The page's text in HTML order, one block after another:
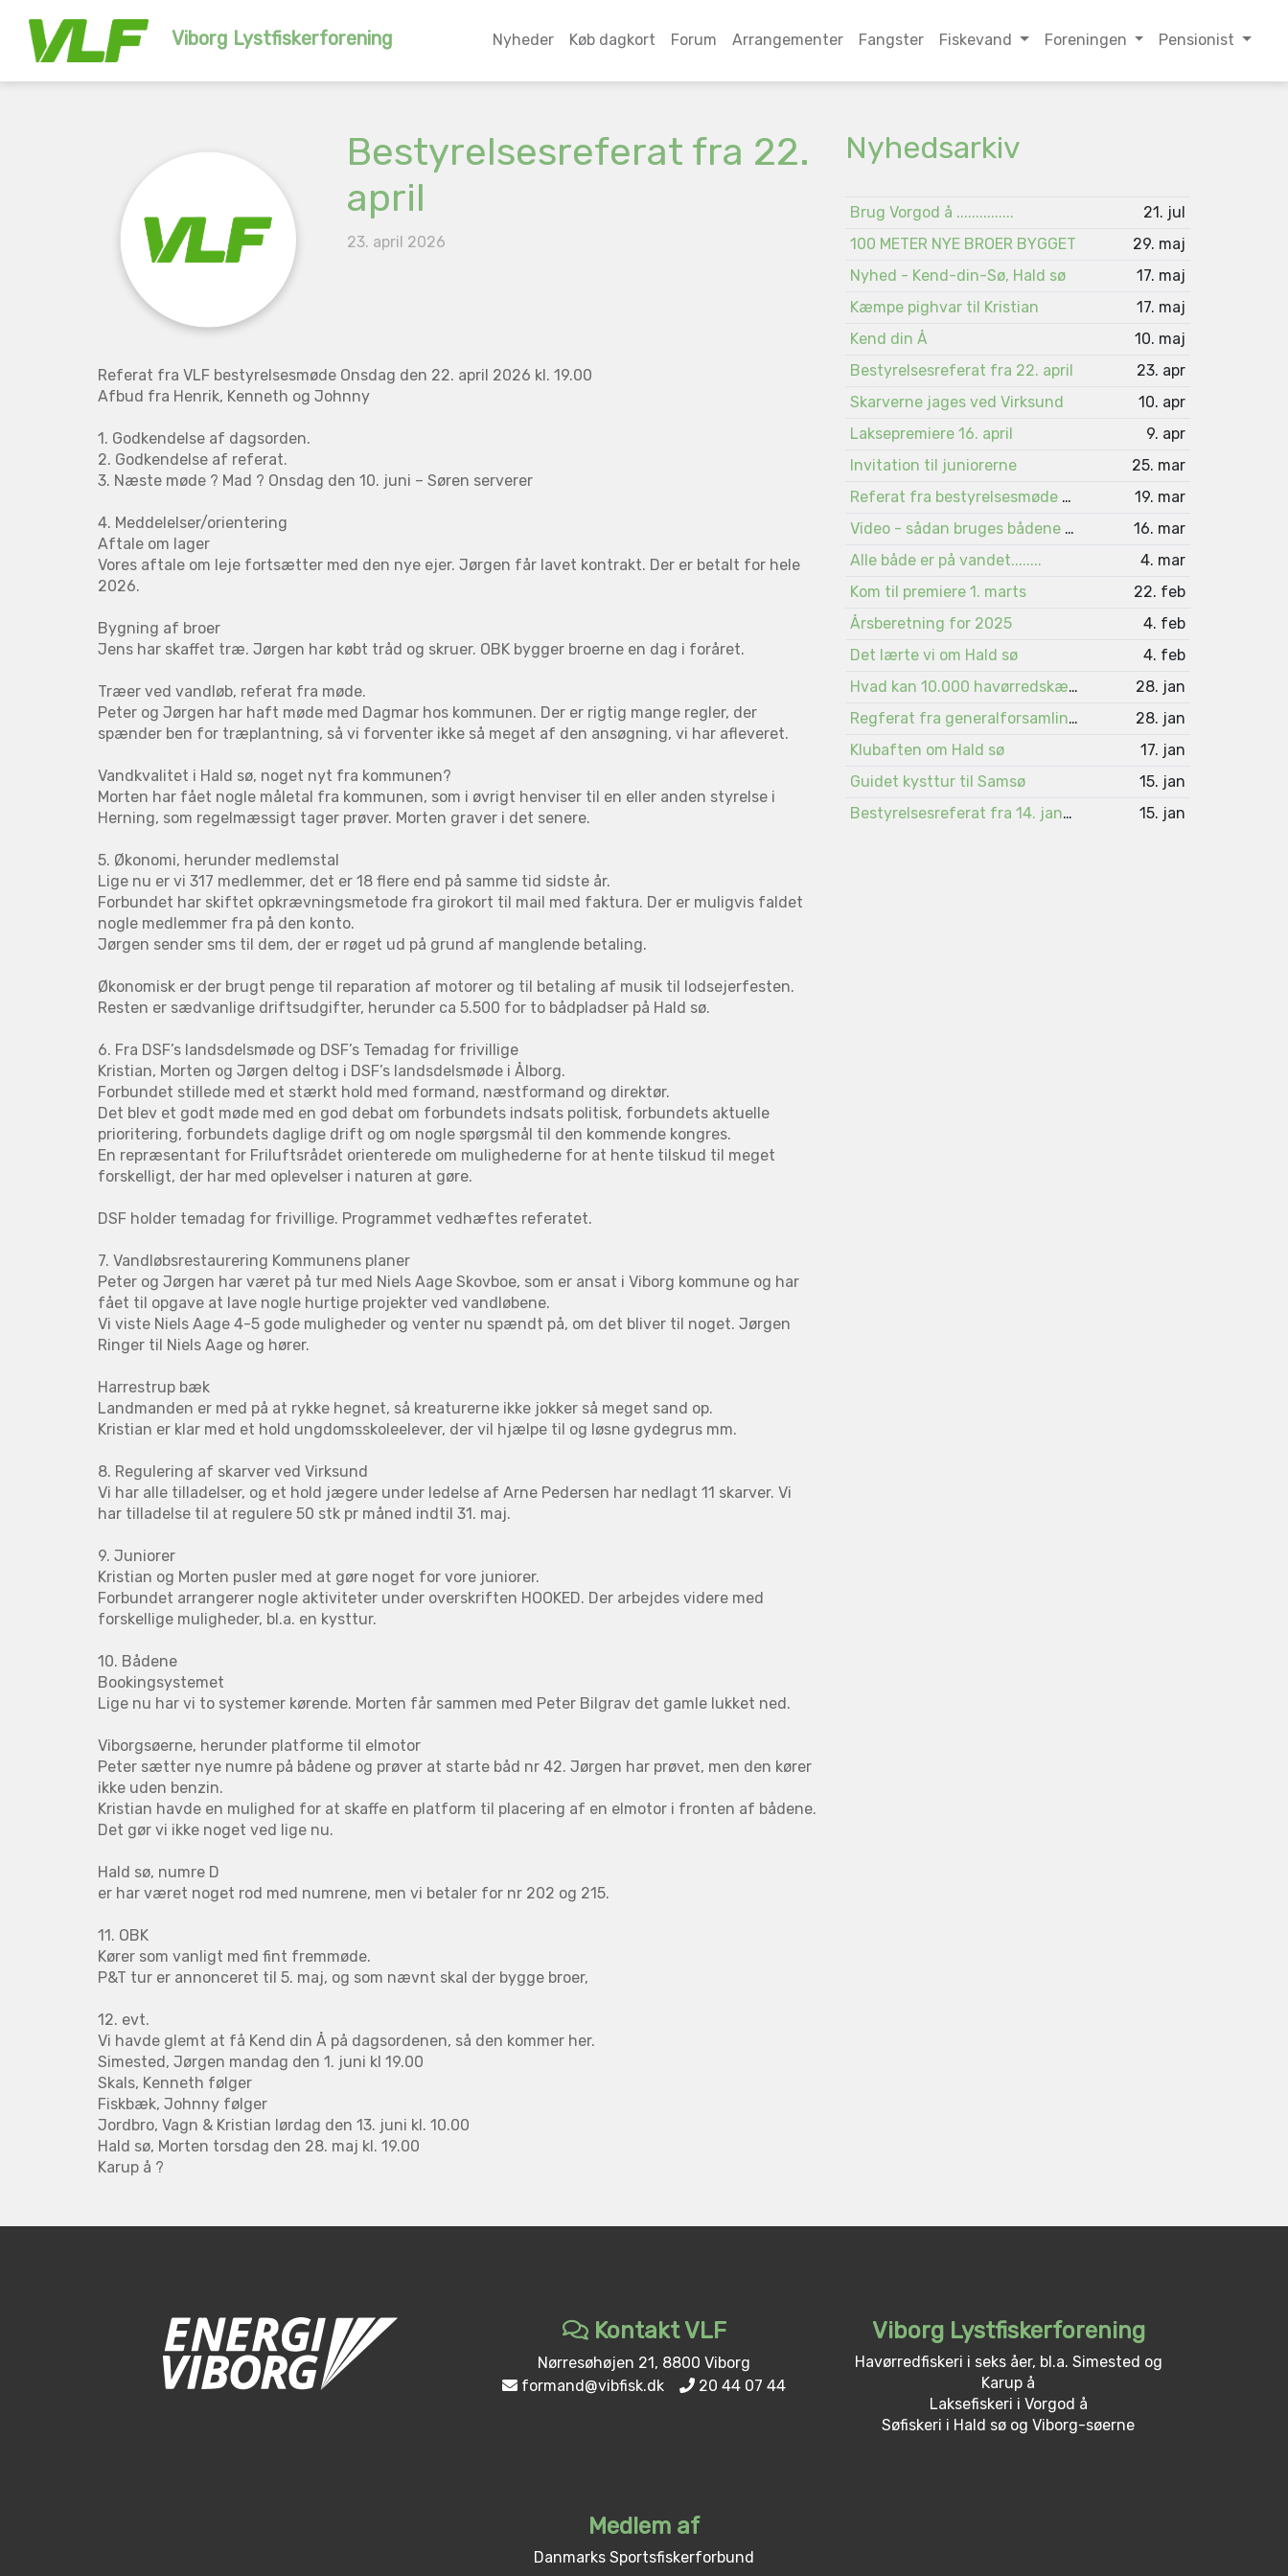
Viborg Lystfiskerforening Nyheder Køb dagkort Forum Arrangementer Fangster Fiskevand Foreningen Pensionist
Bestyrelsesreferat fra 22.
april
23. april 2026
Referat fra VLF bestyrelsesmøde Onsdag den 22. april 2026 kl. 19.00
Afbud fra Henrik, Kenneth og Johnny
1. Godkendelse af dagsorden.
2. Godkendelse af referat.
3. Næste møde ? Mad ? Onsdag den 10. juni – Søren serverer
4. Meddelelser/orientering
Aftale om lager
Vores aftale om leje fortsætter med den nye ejer. Jørgen får lavet kontrakt. Der er betalt for hele
2026.
Bygning af broer
Jens har skaffet træ. Jørgen har købt tråd og skruer. OBK bygger broerne en dag i foråret.
Træer ved vandløb, referat fra møde.
Peter og Jørgen har haft møde med Dagmar hos kommunen. Der er rigtig mange regler, der
spænder ben for træplantning, så vi forventer ikke så meget af den ansøgning, vi har afleveret.
Vandkvalitet i Hald sø, noget nyt fra kommunen?
Morten har fået nogle måletal fra kommunen, som i øvrigt henviser til en eller anden styrelse i
Herning, som regelmæssigt tager prøver. Morten graver i det senere.
5. Økonomi, herunder medlemstal
Lige nu er vi 317 medlemmer, det er 18 flere end på samme tid sidste år.
Forbundet har skiftet opkrævningsmetode fra girokort til mail med faktura. Der er muligvis faldet
nogle medlemmer fra på den konto.
Jørgen sender sms til dem, der er røget ud på grund af manglende betaling.
Økonomisk er der brugt penge til reparation af motorer og til betaling af musik til lodsejerfesten.
Resten er sædvanlige driftsudgifter, herunder ca 5.500 for to bådpladser på Hald sø.
6. Fra DSF’s landsdelsmøde og DSF’s Temadag for frivillige
Kristian, Morten og Jørgen deltog i DSF’s landsdelsmøde i Ålborg.
Forbundet stillede med et stærkt hold med formand, næstformand og direktør.
Det blev et godt møde med en god debat om forbundets indsats politisk, forbundets aktuelle
prioritering, forbundets daglige drift og om nogle spørgsmål til den kommende kongres.
En repræsentant for Friluftsrådet orienterede om mulighederne for at hente tilskud til meget
forskelligt, der har med oplevelser i naturen at gøre.
DSF holder temadag for frivillige. Programmet vedhæftes referatet.
7. Vandløbsrestaurering Kommunens planer
Peter og Jørgen har været på tur med Niels Aage Skovboe, som er ansat i Viborg kommune og har
fået til opgave at lave nogle hurtige projekter ved vandløbene.
Vi viste Niels Aage 4-5 gode muligheder og venter nu spændt på, om det bliver til noget. Jørgen
Ringer til Niels Aage og hører.
Harrestrup bæk
Landmanden er med på at rykke hegnet, så kreaturerne ikke jokker så meget sand op.
Kristian er klar med et hold ungdomsskoleelever, der vil hjælpe til og løsne gydegrus mm.
8. Regulering af skarver ved Virksund
Vi har alle tilladelser, og et hold jægere under ledelse af Arne Pedersen har nedlagt 11 skarver. Vi
har tilladelse til at regulere 50 stk pr måned indtil 31. maj.
9. Juniorer
Kristian og Morten pusler med at gøre noget for vore juniorer.
Forbundet arrangerer nogle aktiviteter under overskriften HOOKED. Der arbejdes videre med
forskellige muligheder, bl.a. en kysttur.
10. Bådene
Bookingsystemet
Lige nu har vi to systemer kørende. Morten får sammen med Peter Bilgrav det gamle lukket ned.
Viborgsøerne, herunder platforme til elmotor
Peter sætter nye numre på bådene og prøver at starte båd nr 42. Jørgen har prøvet, men den kører
ikke uden benzin.
Kristian havde en mulighed for at skaffe en platform til placering af en elmotor i fronten af bådene.
Det gør vi ikke noget ved lige nu.
Hald sø, numre D
er har været noget rod med numrene, men vi betaler for nr 202 og 215.
11. OBK
Kører som vanligt med fint fremmøde.
P&T tur er annonceret til 5. maj, og som nævnt skal der bygge broer,
12. evt.
Vi havde glemt at få Kend din Å på dagsordenen, så den kommer her.
Simested, Jørgen mandag den 1. juni kl 19.00
Skals, Kenneth følger
Fiskbæk, Johnny følger
Jordbro, Vagn & Kristian lørdag den 13. juni kl. 10.00
Hald sø, Morten torsdag den 28. maj kl. 19.00
Karup å ?
Nyhedsarkiv
Brug Vorgod å ...............
21. jul
100 METER NYE BROER BYGGET
29. maj
Nyhed - Kend-din-Sø, Hald sø
17. maj
Kæmpe pighvar til Kristian
17. maj
Kend din Å
10. maj
Bestyrelsesreferat fra 22. april
23. apr
Skarverne jages ved Virksund
10. apr
Laksepremiere 16. april
9. apr
Invitation til juniorerne
25. mar
Referat fra bestyrelsesmøde 4. marts
19. mar
Video - sådan bruges bådene på Viborgsøerne
16. mar
Alle både er på vandet........
4. mar
Kom til premiere 1. marts
22. feb
Årsberetning for 2025
4. feb
Det lærte vi om Hald sø
4. feb
Hvad kan 10.000 havørredskæl fortælle ?
28. jan
Regferat fra generalforsamlingen 2026
28. jan
Klubaften om Hald sø
17. jan
Guidet kysttur til Samsø
15. jan
Bestyrelsesreferat fra 14. januar 2026
15. jan
Kontakt VLF
Nørresøhøjen 21, 8800 Viborg
formand@vibfisk.dk
20 44 07 44
Medlem af
Danmarks Sportsfiskerforbund
Viborg Lystfiskerforening
Havørredfiskeri i seks åer, bl.a. Simested og
Karup å
Laksefiskeri i Vorgod å
Søfiskeri i Hald sø og Viborg-søerne